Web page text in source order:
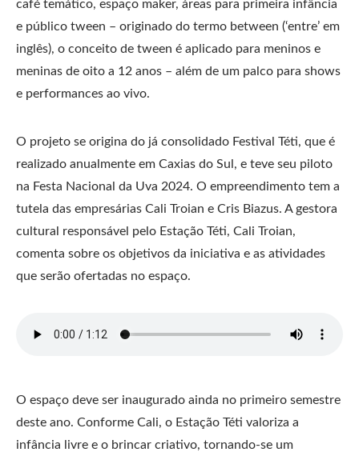
café temático, espaço maker, áreas para primeira infância
e público tween – originado do termo between (‘entre’ em
inglês), o conceito de tween é aplicado para meninos e
meninas de oito a 12 anos – além de um palco para shows
e performances ao vivo.
O projeto se origina do já consolidado Festival Téti, que é
realizado anualmente em Caxias do Sul, e teve seu piloto
na Festa Nacional da Uva 2024. O empreendimento tem a
tutela das empresárias Cali Troian e Cris Biazus. A gestora
cultural responsável pelo Estação Téti, Cali Troian,
comenta sobre os objetivos da iniciativa e as atividades
que serão ofertadas no espaço.
O espaço deve ser inaugurado ainda no primeiro semestre
deste ano. Conforme Cali, o Estação Téti valoriza a
infância livre e o brincar criativo, tornando-se um